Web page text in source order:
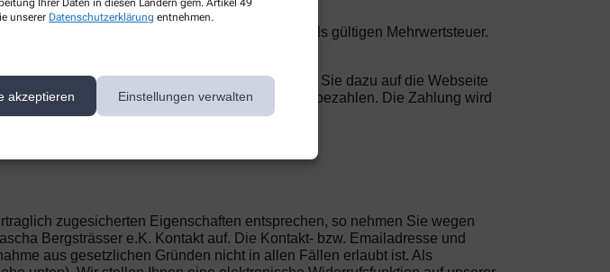
Ihrer Daten in diesen Ländern gem. Artikel 49
unserer Datenschutzerklärung entnehmen.
akzeptieren Einstellungen verwalten
in Euro und verstehen sich inklusive der jeweils gültigen Mehrwertsteuer.
mit Vertragsschluss fällig.
statt. Im Rahmen der Bestellung werden Sie dazu auf die Webseite
bei PayPal ist notwendig, um den Betrag zu bezahlen. Die Zahlung wird
e.K. PayPal zur Zahlung auffordert.
und / oder per E-Mail bzw. in der App.
zugesicherten Eigenschaften entsprechen, so nehmen Sie wegen
Bergsträsser e.K. Kontakt auf. Die Kontakt- bzw. Emailadresse und
aus gesetzlichen Gründen nicht in allen Fällen erlaubt ist. Als